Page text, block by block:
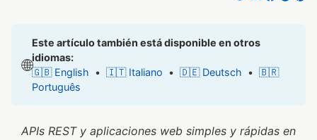
🌐
Este artículo también está disponible en otros
idiomas:
🇬🇧 English • 🇮🇹 Italiano • 🇩🇪 Deutsch • 🇧🇷
Português
APIs REST y aplicaciones web simples y rápidas en